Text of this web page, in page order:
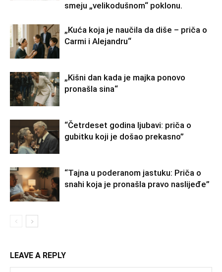
smeju „velikodušnom“ poklonu.
„Kuća koja je naučila da diše – priča o
Carmi i Alejandru“
„Kišni dan kada je majka ponovo
pronašla sina“
“Četrdeset godina ljubavi: priča o
gubitku koji je došao prekasno”
“Tajna u poderanom jastuku: Priča o
snahi koja je pronašla pravo naslijeđe”
LEAVE A REPLY